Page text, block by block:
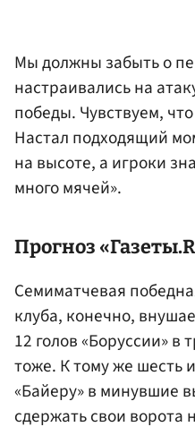
Мы должны забыть о
настраивались на
победы. Чувствуем,
Настал подходящий
на высоте, а игроки
много мячей».
Прогноз
Семиматчевая
клуба, конечно,
12 голов «Боруссии» в
тоже. К тому же шесть
«Байеру» в минувшие
сдержать свои ворота